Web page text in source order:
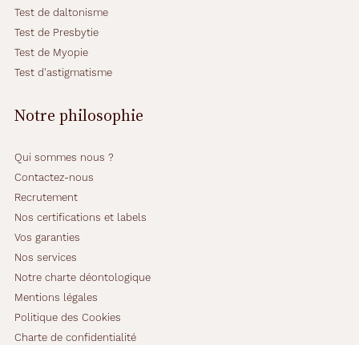
Test de daltonisme
Test de Presbytie
Test de Myopie
Test d'astigmatisme
Notre philosophie
Qui sommes nous ?
Contactez-nous
Recrutement
Nos certifications et labels
Vos garanties
Nos services
Notre charte déontologique
Mentions légales
Politique des Cookies
Charte de confidentialité